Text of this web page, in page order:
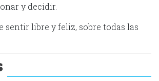
y decidir.
sentir libre y feliz, sobre todas las